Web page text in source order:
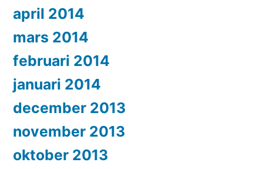
april 2014
mars 2014
februari 2014
januari 2014
december 2013
november 2013
oktober 2013